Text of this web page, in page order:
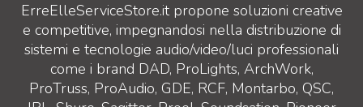
ErreElleServiceStore.it propone soluzioni creative
e competitive, impegnandosi nella distribuzione di
sistemi e tecnologie audio/video/luci professionali
come i brand DAD, ProLights, ArchWork,
ProTruss, ProAudio, GDE, RCF, Montarbo, QSC,